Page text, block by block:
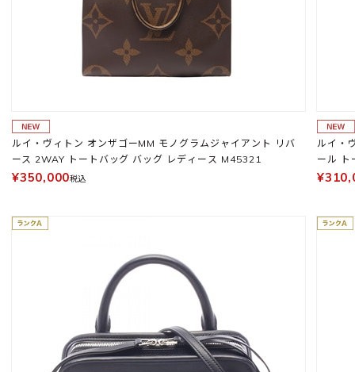
ルイ・ヴィトン オンザゴーMM モノグラムジャイアント リバ
ース 2WAY トートバッグ バッグ レディース M45321
¥350,000税込
ルイ・
ール ト